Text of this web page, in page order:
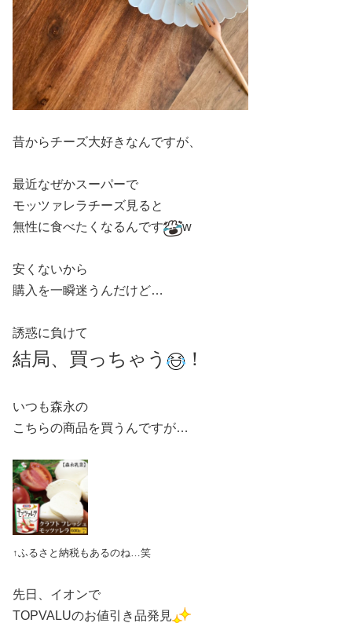
昔からチーズ大好きなんですが、
最近なぜかスーパーで
モッツァレラチーズ見ると
無性に食べたくなるんです
w
安くないから
購入を一瞬迷うんだけど…
誘惑に負けて
結局、買っちゃう ！
いつも森永の
こちらの商品を買うんですが…
↑ふるさと納税もあるのね…笑
先日、イオンで
TOPVALUのお値引き品発見